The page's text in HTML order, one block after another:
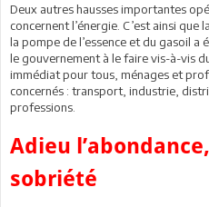
Deux autres hausses importantes
concernent l’énergie. C’est ainsi
la pompe de l’essence et du gasoil a
le gouvernement à le faire vis-à-vis
immédiat pour tous, ménages et
concernés : transport, industrie,
professions.
Adieu
sobriété